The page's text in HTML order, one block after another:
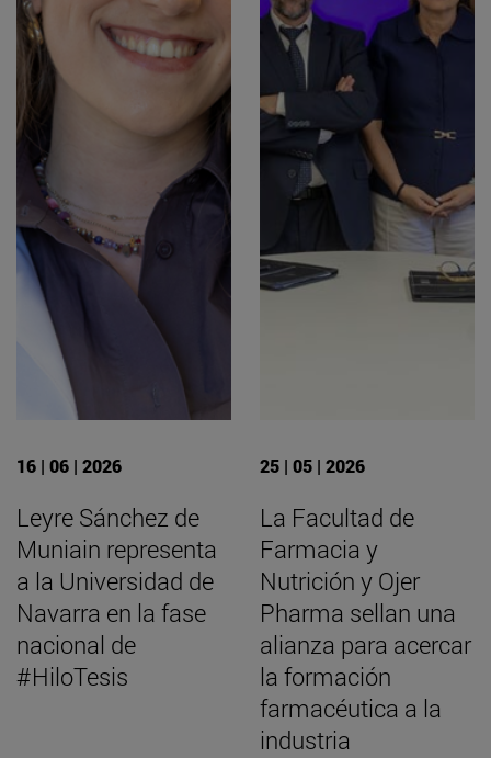
16 | 06 | 2026
Leyre Sánchez de
Muniain representa
a la Universidad de
Navarra en la fase
nacional de
#HiloTesis
25 | 05 | 2026
La Facultad de
Farmacia y
Nutrición y Ojer
Pharma sellan una
alianza para acercar
la formación
farmacéutica a la
industria